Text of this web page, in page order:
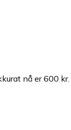
nå er 600 kr.